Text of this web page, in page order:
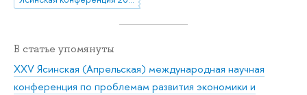
В статье упомянуты
XXV Ясинская (Апрельская) международная научная
конференция по проблемам развития экономики и